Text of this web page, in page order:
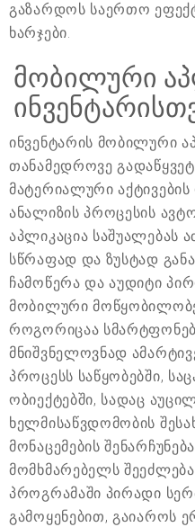
გაზარდოს საერთო
ხარჯები.
მობილური
ინვენტარის მობილური
თანამედროვე
მატერიალური აქტივების
ანალიზის პროცესის
აპლიკაცია საშუალებას
სწრაფად და ზუსტად
ჩამოწერა და აუდიტი
მობილური
როგორიცაა
მნიშვნელოვნად
პროცესს საწყობებში,
ობიექტებში, სადაც
ხელმისაწვდომობის
მონაცემების
მომხმარებელს
პროგრამაში პირადი
გამოყენებით, გაიაროს